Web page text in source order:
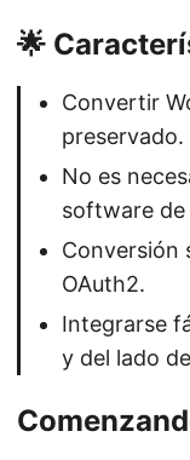
🌟
Convertir
preservado.
No es
software
Conversión
OAuth2.
Integrarse
y del lado